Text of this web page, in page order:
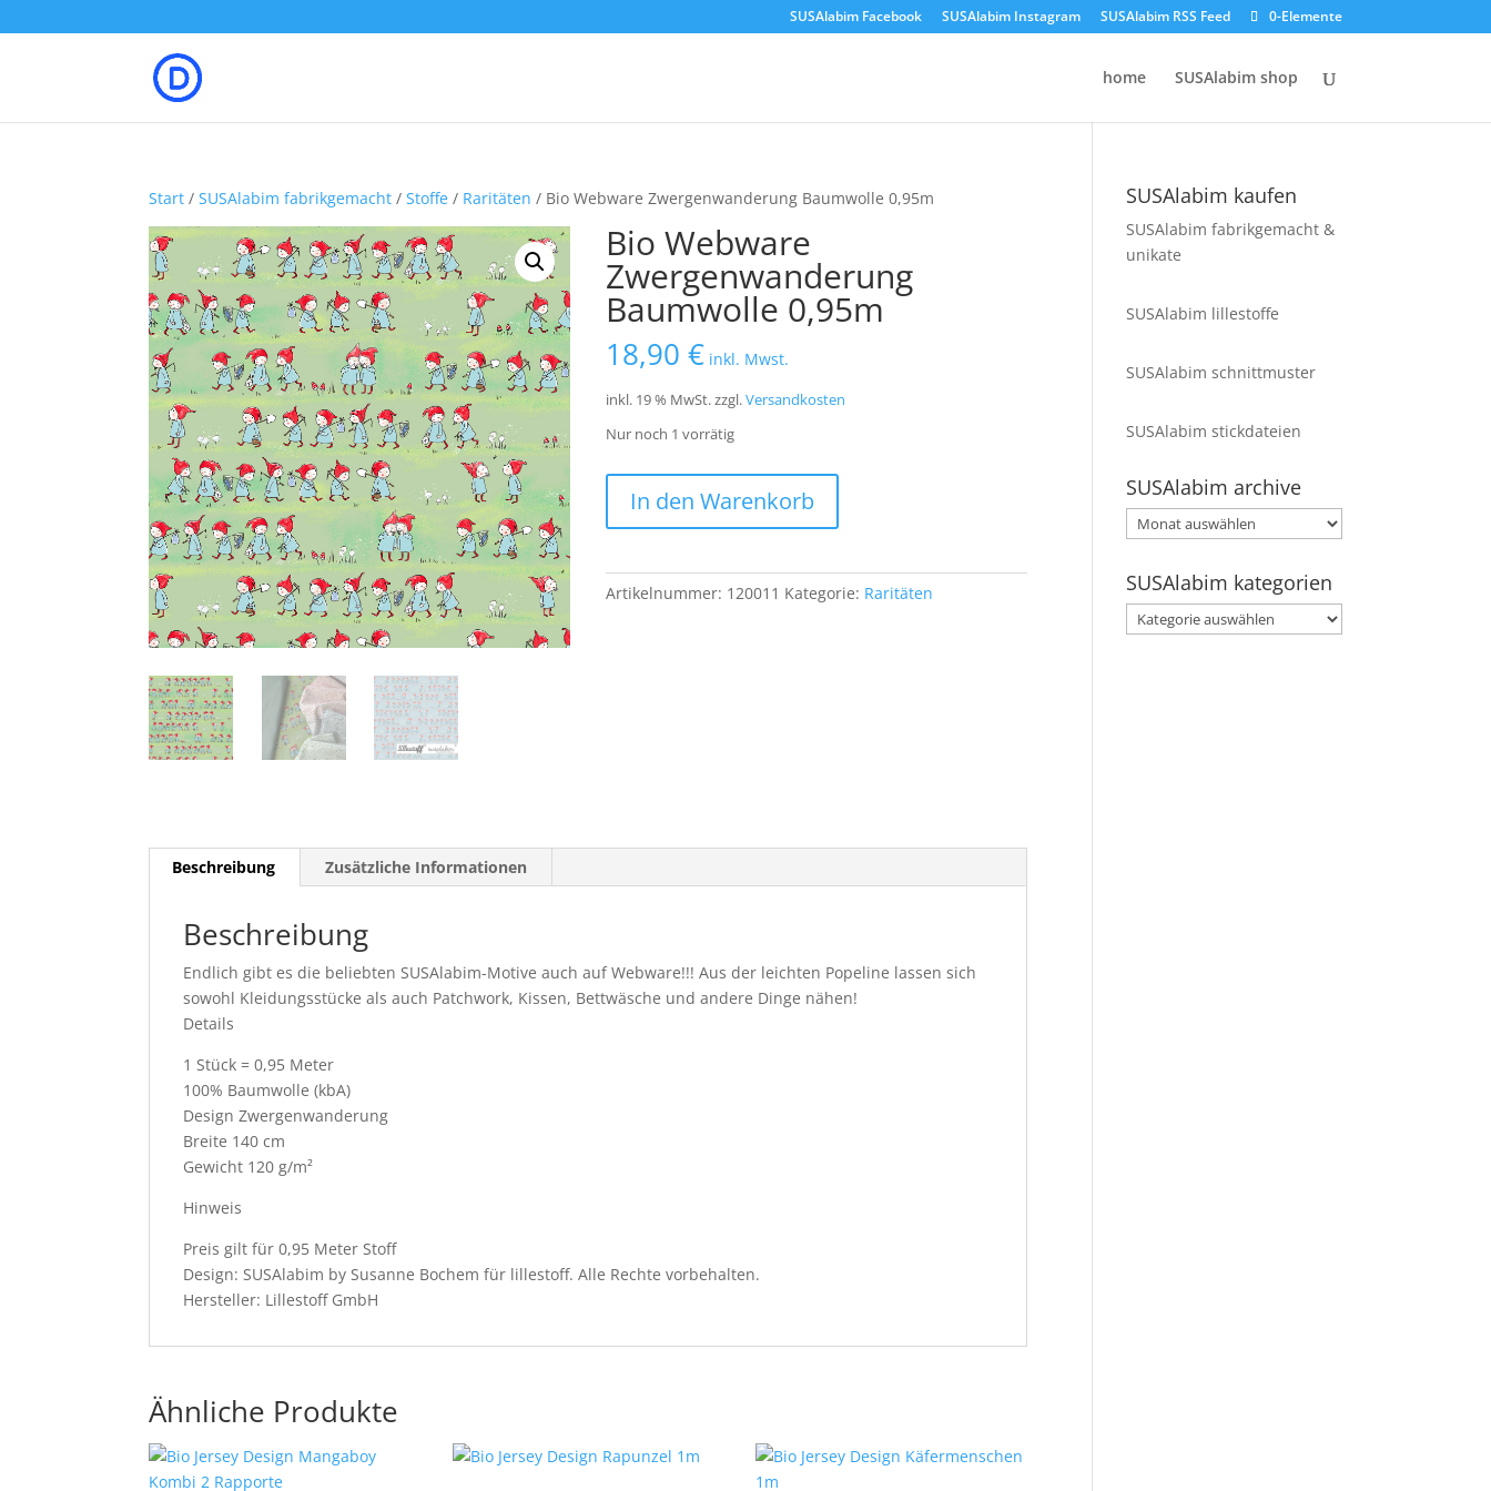
SUSAlabim Facebook SUSAlabim Instagram SUSAlabim RSS Feed 0-Elemente
home SUSAlabim shop
Start /SUSAlabim fabrikgemacht /Stoffe / Raritäten / Bio Webware Zwergenwanderung Baumwolle 0,95m
Bio Webware
Zwergenwanderung
Baumwolle 0,95m
18,90€ inkl. Mwst.
inkl. 19 % MwSt.zzgl.Versandkosten
Nur noch 1 vorrätig
Webware
Zwergenwanderung
0,95m
In den Warenkorb
Artikelnummer: 120011 Kategorie: Raritäten
Beschreibung Zusätzliche Informationen
Beschreibung
Endlich gibt es die beliebten SUSAlabim-Motive auch auf Webware!!! Aus der leichten Popeline lassen sich
sowohl Kleidungsstücke als auch Patchwork, Kissen, Bettwäsche und andere Dinge nähen!
Details
1 Stück = 0,95 Meter
100% Baumwolle (kbA)
Design Zwergenwanderung
Breite 140 cm
Gewicht 120 g/m²
Hinweis
Preis gilt für 0,95 Meter Stoff
Design: SUSAlabim by Susanne Bochem für lillestoff. Alle Rechte vorbehalten.
Hersteller: Lillestoff GmbH
Ähnliche Produkte
SUSAlabim kaufen
SUSAlabim fabrikgemacht &
unikate
SUSAlabim lillestoffe
SUSAlabim schnittmuster
SUSAlabim stickdateien
SUSAlabim archive
SUSAlabim
archive
SUSAlabim kategorien
SUSAlabim
kategorien